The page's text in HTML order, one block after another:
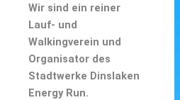
Wir sind ein reiner
Lauf- und
Walkingverein und
Organisator des
Stadtwerke Dinslaken
Energy Run.